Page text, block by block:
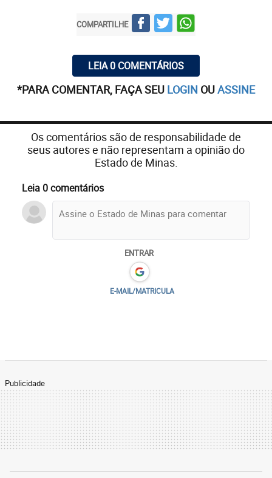
COMPARTILHE
LEIA 0 COMENTÁRIOS
*PARA COMENTAR, FAÇA SEU LOGIN OUASSINE
Os comentários são de responsabilidade de
seus autores e não representam a opinião do
Estado de Minas.
Leia 0 comentários
ENTRAR
E-MAIL/MATRICULA
Publicidade